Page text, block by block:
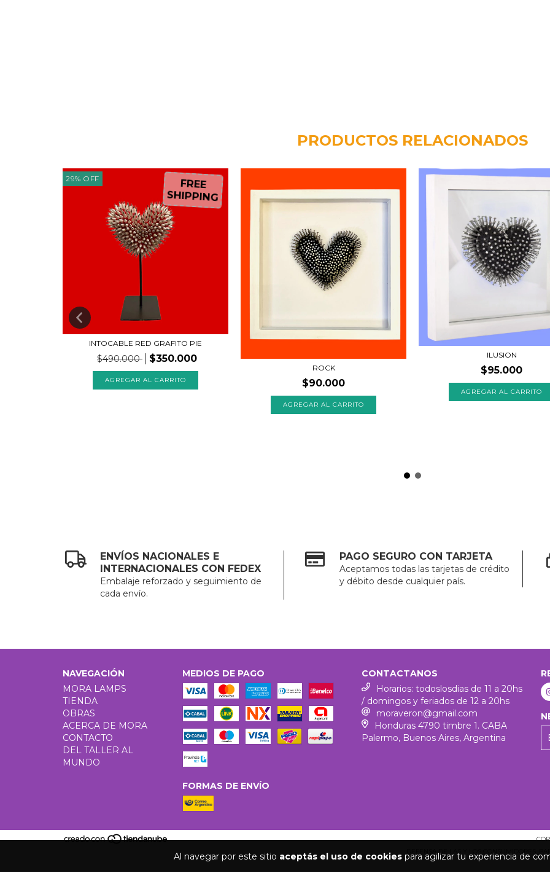
Al navegar por este sitio aceptás el uso de cookies para agilizar tu experiencia de
PRODUCTOS RELACIONADOS
29% OFF FREE
SHIPPING
INTOCABLE RED GRAFITO PIE
$490.000 $350.000
ROCK
$90.000
AGREGAR AL CARRITO
ILUSION
$95.000
ENVÍOS NACIONALES E
INTERNACIONALES CON FEDEX
Embalaje reforzado y seguimiento de
cada envío.
PAGO SEGURO CON TARJETA
Aceptamos todas las tarjetas de crédito
y débito desde cualquier país.
NAVEGACIÓN
MORA LAMPS
TIENDA
OBRAS
ACERCA DE MORA
CONTACTO
DEL TALLER AL
MUNDO
MEDIOS DE PAGO
FORMAS DE ENVÍO
CONTACTANOS
Horarios: todoslosdias de 11 a 20hs
/ domingos y feriados de 12 a 20hs
moraveron@gmail.com
Honduras 4790 timbre 1. CABA
Palermo, Buenos Aires, Argentina
DEFENSA DE LAS Y LOS CONSUMIDORES.